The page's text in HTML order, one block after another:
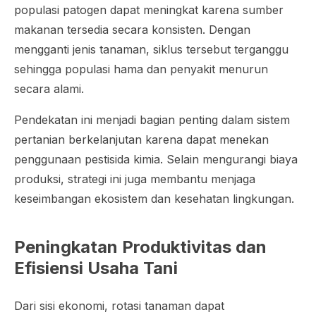
populasi patogen dapat meningkat karena sumber
makanan tersedia secara konsisten. Dengan
mengganti jenis tanaman, siklus tersebut terganggu
sehingga populasi hama dan penyakit menurun
secara alami.
Pendekatan ini menjadi bagian penting dalam sistem
pertanian berkelanjutan karena dapat menekan
penggunaan pestisida kimia. Selain mengurangi biaya
produksi, strategi ini juga membantu menjaga
keseimbangan ekosistem dan kesehatan lingkungan.
Peningkatan Produktivitas dan
Efisiensi Usaha Tani
Dari sisi ekonomi, rotasi tanaman dapat